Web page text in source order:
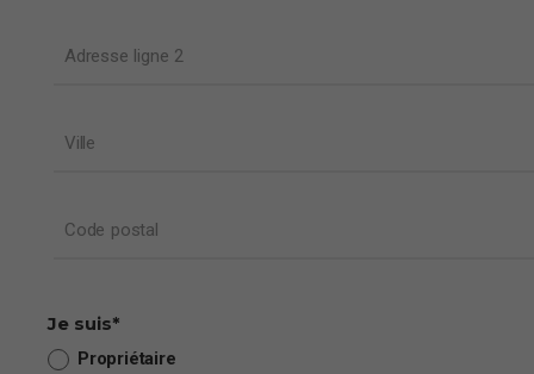
Adresse ligne 2
Ville
Code postal
Je suis*
Propriétaire